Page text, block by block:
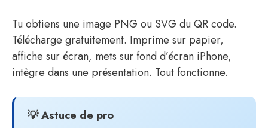
Tu obtiens une image PNG ou SVG du QR code.
Télécharge gratuitement. Imprime sur papier,
affiche sur écran, mets sur fond d’écran iPhone,
intègre dans une présentation. Tout fonctionne.
💡 Astuce de pro